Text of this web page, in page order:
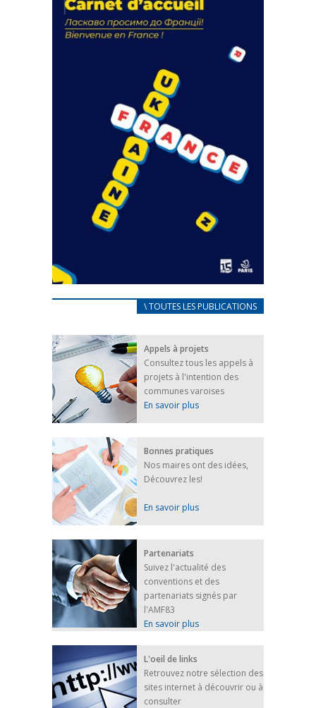
actions
18 septembre 2023
FEUILLETER
CARNET D’ACCUEIL
25 avril 2022
Afin d’accompagner au mieux les réfugiés
ukrainiens arrivés en France,...
FEUILLETER
\ TOUTES LES PUBLICATIONS
Appels à projets
Consultez tous les appels à
projets à l'intention des
communes varoises
En savoir plus
Bonnes pratiques
Nos maires ont des idées,
Découvrez les!
En savoir plus
Partenariats
Suivez l'actualité des
conventions et des
partenariats signés par
l'AMF83
En savoir plus
L'oeil de links
Retrouvez notre sélection des
sites internet à découvrir ou à
consulter